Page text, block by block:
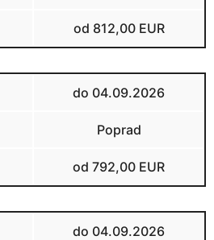
od 812,00 EUR
do 04.09.2026
Poprad
od 792,00 EUR
do 04.09.2026